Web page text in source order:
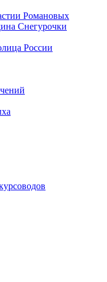
Романовых
Снегурочки
России